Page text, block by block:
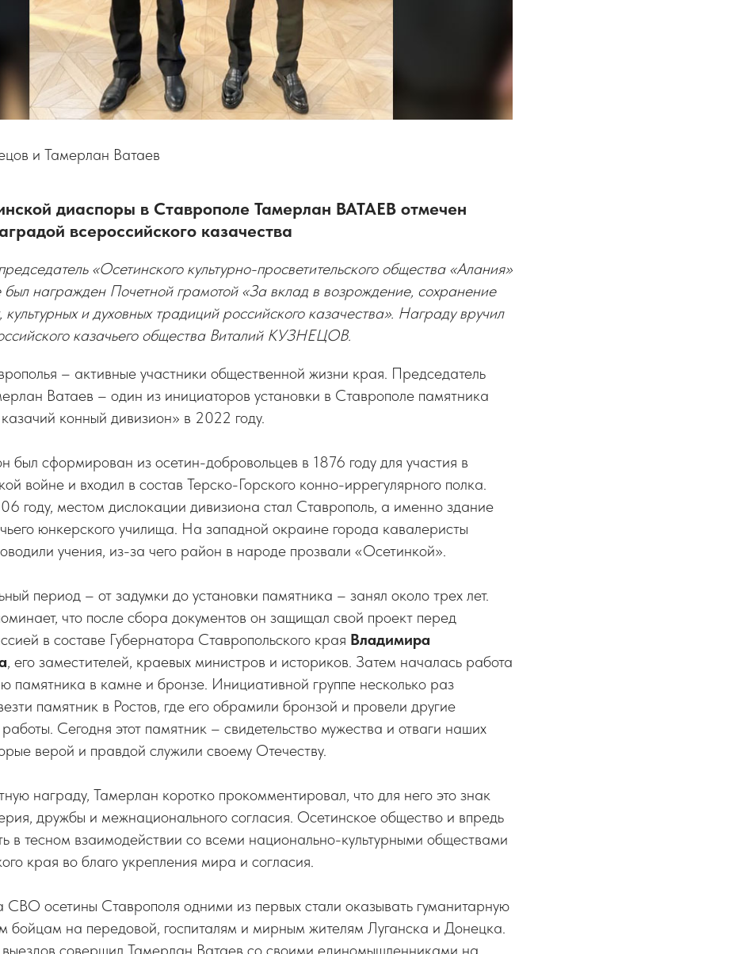
и Тамерлан Ватаев
диаспоры в Ставрополе Тамерлан ВАТАЕВ отмечен
всероссийского казачества
«Осетинского культурно-просветительского общества «Алания»
был награжден Почетной грамотой «За вклад в возрождение, сохранение
культурных и духовных традиций российского казачества». Награду вручил
казачьего общества Виталий КУЗНЕЦОВ.
– активные участники общественной жизни края. Председатель
Ватаев – один из инициаторов установки в Ставрополе памятника
конный дивизион» в 2022 году.
был сформирован из осетин-добровольцев в 1876 году для участия в
войне и входил в состав Терско-Горского конно-иррегулярного полка.
году, местом дислокации дивизиона стал Ставрополь, а именно здание
юнкерского училища. На западной окраине города кавалеристы
учения, из-за чего район в народе прозвали «Осетинкой».
период – от задумки до установки памятника – занял около трех лет.
что после сбора документов он защищал свой проект перед
в составе Губернатора Ставропольского края Владимира
, его заместителей, краевых министров и историков. Затем началась работа
памятника в камне и бронзе. Инициативной группе несколько раз
памятник в Ростов, где его обрамили бронзой и провели другие
Сегодня этот памятник – свидетельство мужества и отваги наших
верой и правдой служили своему Отечеству.
награду, Тамерлан коротко прокомментировал, что для него это знак
дружбы и межнационального согласия. Осетинское общество и впредь
в тесном взаимодействии со всеми национально-культурными обществами
края во благо укрепления мира и согласия.
СВО осетины Ставрополя одними из первых стали оказывать гуманитарную
бойцам на передовой, госпиталям и мирным жителям Луганска и Донецка.
выездов совершил Тамерлан Ватаев со своими единомышленниками на